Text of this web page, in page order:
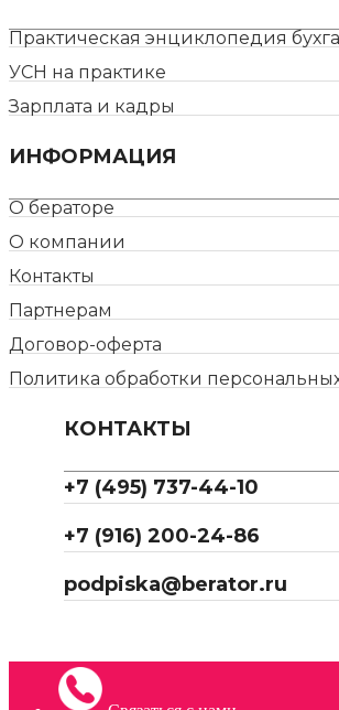
Практическая энциклопедия
УСН на практике
Зарплата и кадры
ИНФОРМАЦИЯ
О бераторе
О компании
Контакты
Партнерам
Договор-оферта
Политика обработки
КОНТАКТЫ
+7 (495) 737-44-10
+7 (916) 200-24-86
podpiska@berator.ru